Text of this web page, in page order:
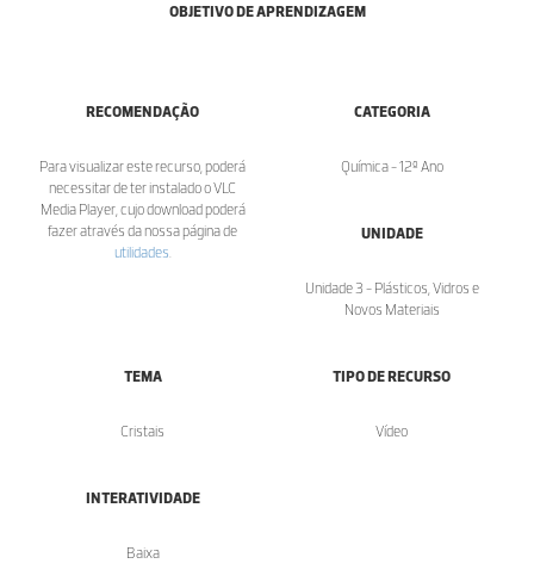
OBJETIVO DE APRENDIZAGEM
RECOMENDAÇÃO
Para visualizar este recurso, poderá
necessitar de ter instalado o VLC
Media Player, cujo download poderá
fazer através da nossa página de
utilidades
CATEGORIA
Química - 12º Ano
UNIDADE
Unidade 3 - Plásticos, Vidros e
Novos Materiais
TEMA
Cristais
TIPO DE RECURSO
Vídeo
INTERATIVIDADE
Baixa